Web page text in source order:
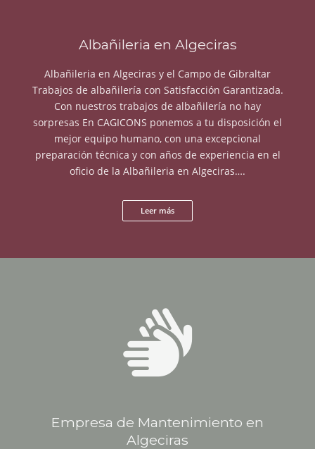
Albañileria en Algeciras
Albañileria en Algeciras y el Campo de Gibraltar
Trabajos de albañilería con Satisfacción Garantizada.
Con nuestros trabajos de albañilería no hay
sorpresas En CAGICONS ponemos a tu disposición el
mejor equipo humano, con una excepcional
preparación técnica y con años de experiencia en el
oficio de la Albañileria en Algeciras….
Leer más
Empresa de Mantenimiento en
Algeciras